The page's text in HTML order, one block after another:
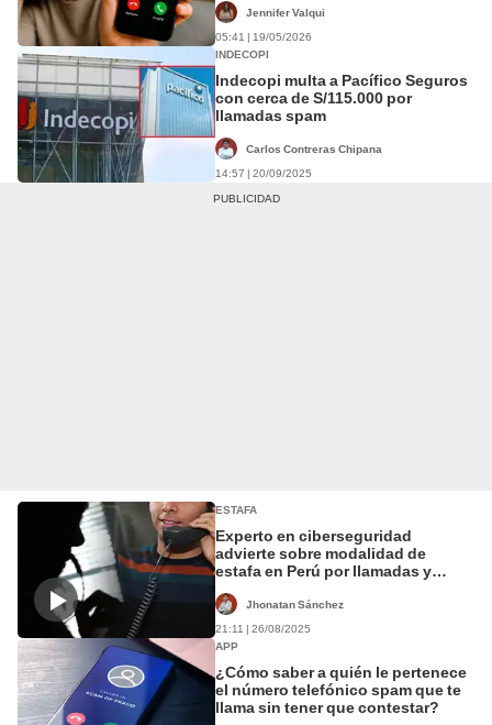
Jennifer Valqui
05:41 | 19/05/2026
INDECOPI
Indecopi multa a Pacífico Seguros
con cerca de S/115.000 por
llamadas spam
Carlos Contreras Chipana
14:57 | 20/09/2025
ESTAFA
Experto en ciberseguridad
advierte sobre modalidad de
estafa en Perú por llamadas y
técnicas de ingeniería social"
Jhonatan Sánchez
21:11 | 26/08/2025
APP
¿Cómo saber a quién le pertenece
el número telefónico spam que te
llama sin tener que contestar?